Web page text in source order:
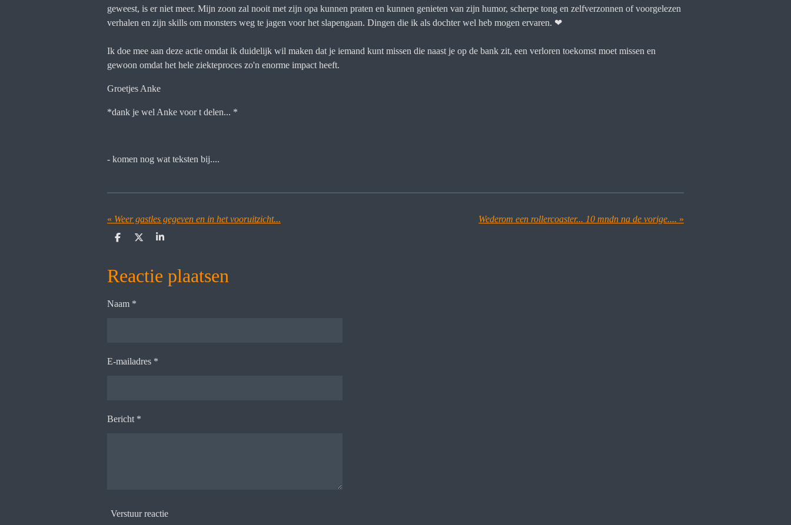
geweest, is er niet meer. Mijn zoon zal nooit met zijn opa kunnen praten en kunnen genieten van zijn humor, scherpe tong en zelfverzonnen of voorgelezen
verhalen en zijn skills om monsters weg te jagen voor het slapengaan. Dingen die ik als dochter wel heb mogen ervaren. ❤
Ik doe mee aan deze actie omdat ik duidelijk wil maken dat je iemand kunt missen die naast je op de bank zit, een verloren toekomst moet missen en
gewoon omdat het hele ziekteproces zo'n enorme impact heeft.
Groetjes Anke
*dank je wel Anke voor t delen... *
- komen nog wat teksten bij....
« Weer gastles gegeven en in het vooruitzicht... Wederom een rollercoaster... 10 mndn na de vorige.... »
D
e
n
D
S
e
Reactie plaatsen
Naam *
E-mailadres *
Bericht *
Verstuur reactie